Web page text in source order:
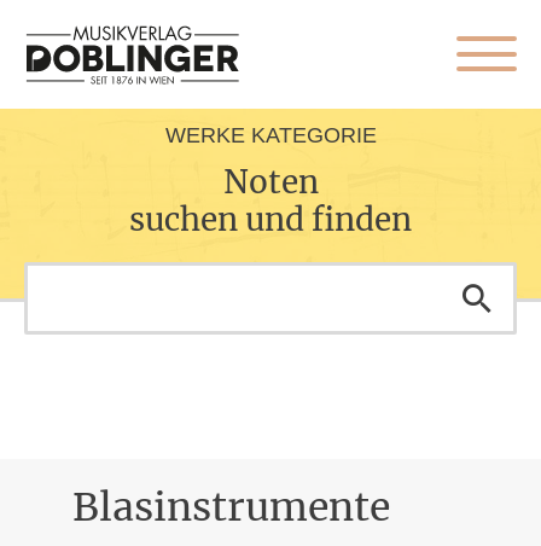
WERKE KATEGORIE
Noten
suchen und finden
Blasinstrumente